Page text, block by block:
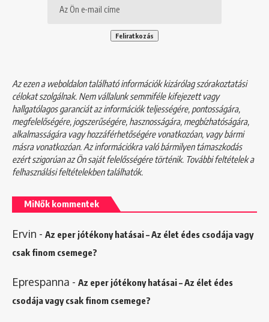
Az ezen a weboldalon található információk kizárólag szórakoztatási
célokat szolgálnak. Nem vállalunk semmiféle kifejezett vagy
hallgatólagos garanciát az információk teljességére, pontosságára,
megfelelőségére, jogszerűségére, hasznosságára, megbízhatóságára,
alkalmasságára vagy hozzáférhetőségére vonatkozóan, vagy bármi
másra vonatkozóan. Az információkra való bármilyen támaszkodás
ezért szigorúan az Ön saját felelősségére történik. További feltételek a
felhasználási feltételekbentalálhatók.
MiNők kommentek
Ervin - Az eper jótékony hatásai – Az élet édes csodája vagy
csak finom csemege?
Eprespanna - Az eper jótékony hatásai – Az élet édes
csodája vagy csak finom csemege?